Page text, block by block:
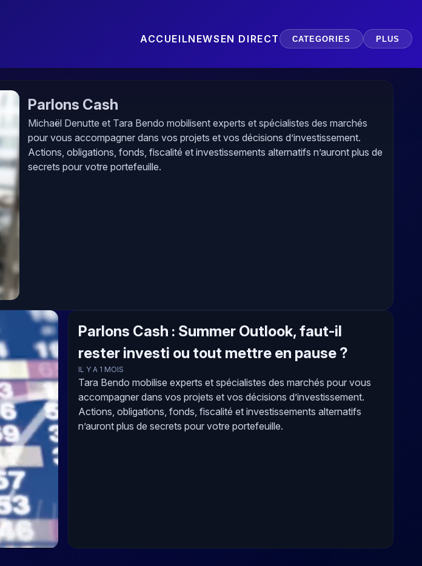
ACCUEILNEWS EN DIRECT CATEGORIES PLUS
Parlons Cash
Michaël Denutte et Tara Bendo mobilisent experts et spécialistes des marchés
pour vous accompagner dans vos projets et vos décisions d’investissement.
Actions, obligations, fonds, fiscalité et investissements alternatifs n’auront plus de
secrets pour votre portefeuille.
Parlons Cash : Summer Outlook, faut-il
rester investi ou tout mettre en pause ?
IL Y A 1 MOIS
Tara Bendo mobilise experts et spécialistes des marchés pour vous
accompagner dans vos projets et vos décisions d’investissement.
Actions, obligations, fonds, fiscalité et investissements alternatifs
n’auront plus de secrets pour votre portefeuille.